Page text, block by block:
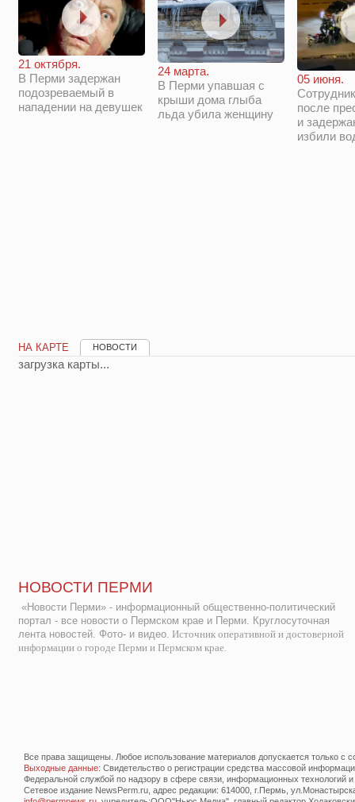
21 октября.
В Перми задержан
подозреваемый в
нападении на девушек
24 марта.
В Перми упавшая с
крыши дома глыба
льда убила женщину
05 июня.
после
и
избили
НА КАРТЕ НОВОСТИ
загрузка карты...
НОВОСТИ ПЕРМИ
«Новости Перми» - информационный общественно-политический
портал - все новости о Пермском крае и Перми. Круглосуточная
лента новостей. Фото- и видео. Источник оперативной и достоверной
информации о городе Перми и Пермском крае.
Все права защищены. Любое использование материалов допускается только с
Выходные данные: Свидетельство о регистрации средства массовой
Федеральной службой по надзору в сфере связи, информационных технологий
Сетевое издание NewsPerm.ru, адрес редакции: 614000, г.Пермь,